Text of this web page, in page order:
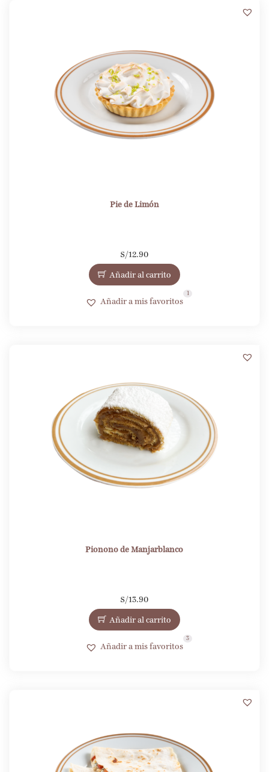
Pie de Limón
S/12.90
Añadir al carrito
Añadir a mis favoritos
1
Pionono de Manjarblanco
S/13.90
Añadir al carrito
Añadir a mis favoritos
3